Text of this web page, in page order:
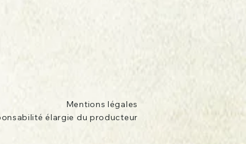
Mentions légales
élargie du producteur